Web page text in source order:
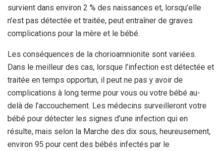
survient dans environ 2 % des naissances et, lorsqu’elle
n’est pas détectée et traitée, peut entraîner de graves
complications pour la mère et le bébé.
Les conséquences de la chorioamnionite sont variées.
Dans le meilleur des cas, lorsque l’infection est détectée et
traitée en temps opportun, il peut ne pas y avoir de
complications à long terme pour vous ou votre bébé au-
delà de l’accouchement. Les médecins surveilleront votre
bébé pour détecter les signes d’une infection qui en
résulte, mais selon la Marche des dix sous, heureusement,
environ 95 pour cent des bébés infectés par le